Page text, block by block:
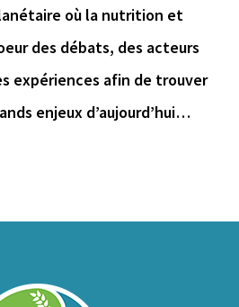
où la nutrition et
des débats, des acteurs
expériences afin de trouver
enjeux d’aujourd’hui…